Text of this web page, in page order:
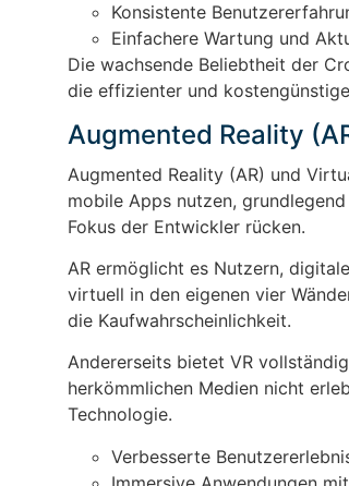
Konsistente
Einfachere Wartung und
Die wachsende Beliebtheit der
die effizienter und
Augmented Reality
Augmented Reality (AR) und
mobile Apps nutzen,
Fokus der Entwickler rücken.
AR ermöglicht es Nutzern,
virtuell in den eigenen vier
die Kaufwahrscheinlichkeit.
Andererseits bietet VR
herkömmlichen Medien nicht
Technologie.
Verbesserte